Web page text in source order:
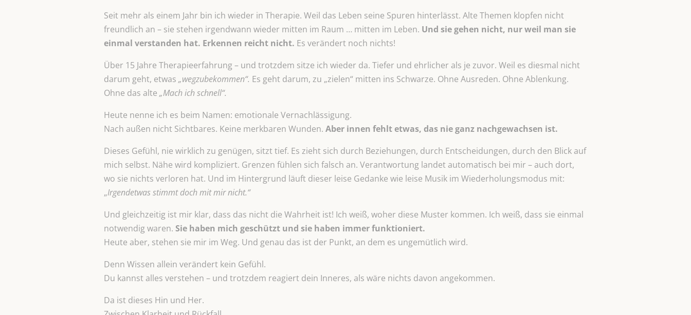
Seit mehr als einem Jahr bin ich wieder in Therapie. Weil das Leben seine Spuren hinterlässt. Alte Themen klopfen nicht
freundlich an – sie stehen irgendwann wieder mitten im Raum … mitten im Leben. Und sie gehen nicht, nur weil man sie
einmal verstanden hat. Erkennen reicht nicht. Es verändert noch nichts!
Über 15 Jahre Therapieerfahrung – und trotzdem sitze ich wieder da. Tiefer und ehrlicher als je zuvor. Weil es diesmal nicht
darum geht, etwas „wegzubekommen“. Es geht darum, zu „zielen“ mitten ins Schwarze. Ohne Ausreden. Ohne Ablenkung.
Ohne das alte „Mach ich schnell“.
Heute nenne ich es beim Namen: emotionale Vernachlässigung.
Nach außen nicht Sichtbares. Keine merkbaren Wunden. Aber innen fehlt etwas, das nie ganz nachgewachsen ist.
Dieses Gefühl, nie wirklich zu genügen, sitzt tief. Es zieht sich durch Beziehungen, durch Entscheidungen, durch den Blick auf
mich selbst. Nähe wird kompliziert. Grenzen fühlen sich falsch an. Verantwortung landet automatisch bei mir – auch dort,
wo sie nichts verloren hat. Und im Hintergrund läuft dieser leise Gedanke wie leise Musik im Wiederholungsmodus mit:
„Irgendetwas stimmt doch mit mir nicht.“
Und gleichzeitig ist mir klar, dass das nicht die Wahrheit ist! Ich weiß, woher diese Muster kommen. Ich weiß, dass sie einmal
notwendig waren. Sie haben mich geschützt und sie haben immer funktioniert.
Heute aber, stehen sie mir im Weg. Und genau das ist der Punkt, an dem es ungemütlich wird.
Denn Wissen allein verändert kein Gefühl.
Du kannst alles verstehen – und trotzdem reagiert dein Inneres, als wäre nichts davon angekommen.
Da ist dieses Hin und Her.